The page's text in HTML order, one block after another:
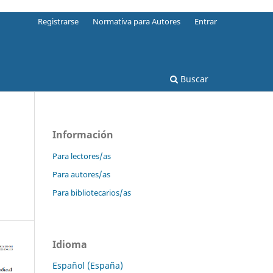
Buscar
Registrarse Normativa para Autores Entrar
Información
Para lectores/as
Para autores/as
Para bibliotecarios/as
Idioma
Español (España)